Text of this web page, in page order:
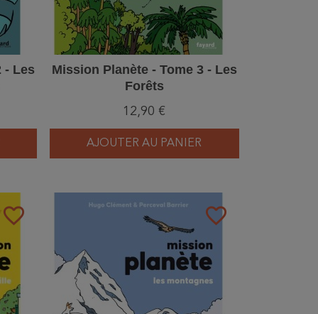
- Les
Mission Planète - Tome 3 - Les
Forêts
12,90 €
AJOUTER AU PANIER
favorite_border favorite_border